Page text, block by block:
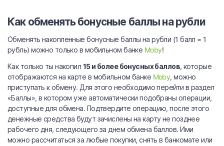
Как обменять бонусные баллы на рубли
Обменять накопленные бонусные баллы на рубли (1 балл = 1
рубль) можно только в мобильном банке Moby!
Как только ты накопил 15 и более бонусных баллов, которые
отображаются на карте в мобильном банке Moby, можно
приступать к обмену. Для этого необходимо перейти в раздел
«Баллы», в котором уже автоматически подобраны операции,
доступные для обмена. Подтвердите операцию, после этого
денежные средства будут зачислены на карту не позднее
рабочего дня, следующего за днем обмена баллов. Ими
можно рассчитаться за любые покупки, снять в банкомате или